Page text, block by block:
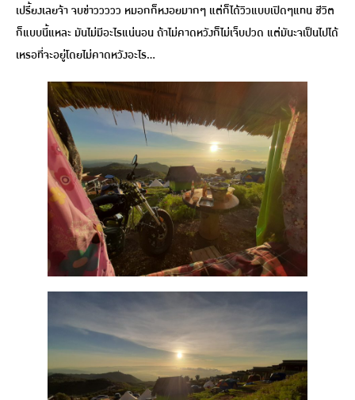
เปรี้ยงเลยจ้า จบข่าววววว หมอกก็หงอยมากๆ แต่ก็ได้วิวแบบเปิดๆแทน ชีวิต
ก็แบบนี้แหละ มันไม่มีอะไรแน่นอน ถ้าไม่คาดหวังก็ไม่เจ็บปวด แต่มันะจเป็นไปได้
เหรอที่จะอยู่โดยไม่คาดหวังอะไร…